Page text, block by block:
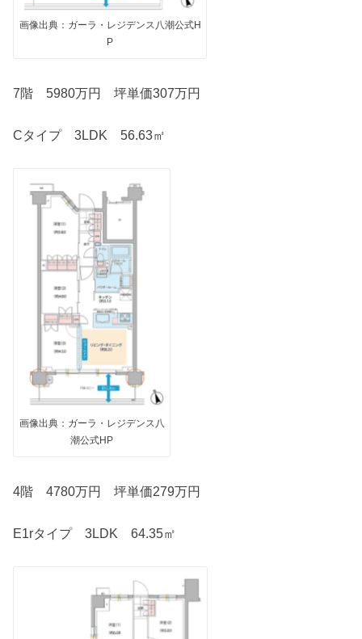
画像出典：ガーラ・レジデンス八潮公式H
P
7階 5980万円 坪単価307万円
Cタイプ 3LDK 56.63㎡
画像出典：ガーラ・レジデンス八
潮公式HP
4階 4780万円 坪単価279万円
E1rタイプ 3LDK 64.35㎡